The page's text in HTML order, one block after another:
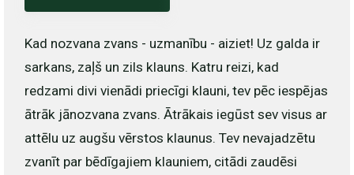
Kad nozvana zvans - uzmanību - aiziet! Uz galda ir
sarkans, zaļš un zils klauns. Katru reizi, kad
redzami divi vienādi priecīgi klauni, tev pēc iespējas
ātrāk jānozvana zvans. Ātrākais iegūst sev visus ar
attēlu uz augšu vērstos klaunus. Tev nevajadzētu
zvanīt par bēdīgajiem klauniem, citādi zaudēsi